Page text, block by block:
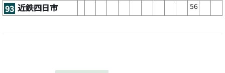
93 近鉄四日市 56